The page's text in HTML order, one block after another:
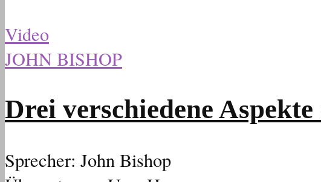
Video
JOHN BISHOP
Drei verschiedene
Sprecher: John Bishop